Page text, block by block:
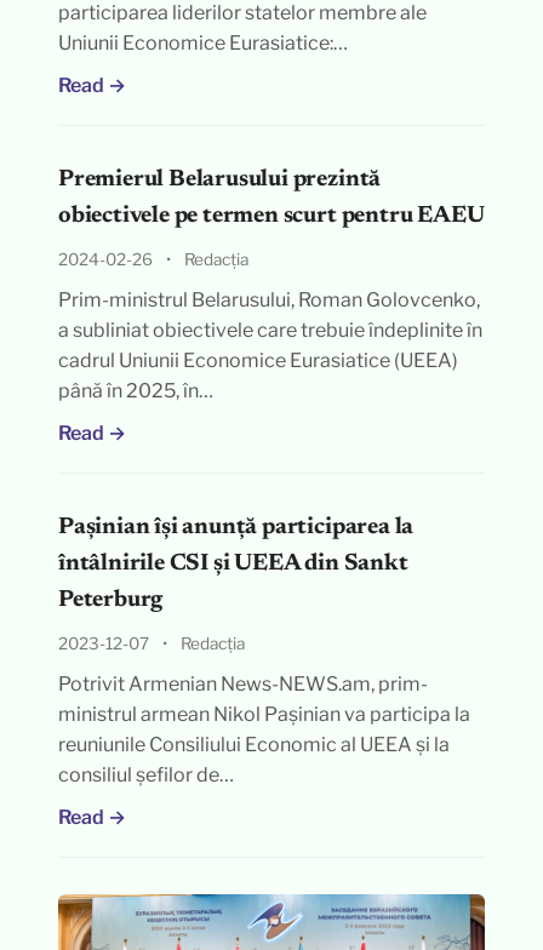
participarea liderilor statelor membre ale
Uniunii Economice Eurasiatice:…
Read →
Premierul Belarusului prezintă
obiectivele pe termen scurt pentru EAEU
2024-02-26 • Redacția
Prim-ministrul Belarusului, Roman Golovcenko,
a subliniat obiectivele care trebuie îndeplinite în
cadrul Uniunii Economice Eurasiatice (UEEA)
până în 2025, în…
Read →
Pașinian își anunță participarea la
întâlnirile CSI și UEEA din Sankt
Peterburg
2023-12-07 • Redacția
Potrivit Armenian News-NEWS.am, prim-
ministrul armean Nikol Pașinian va participa la
reuniunile Consiliului Economic al UEEA și la
consiliul șefilor de…
Read →